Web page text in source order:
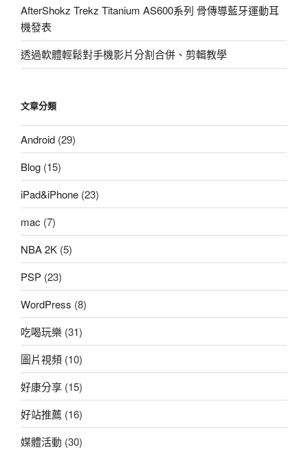
題
會！）〉
AfterShokz Trekz Titanium AS600系列 骨傳導藍牙運動耳
機發表
透過軟體輕鬆對手機影片分割合併、剪輯教學
文章分類
Android (29)
Blog (15)
iPad&iPhone (23)
mac (7)
NBA 2K (5)
PSP (23)
WordPress (8)
吃喝玩樂 (31)
圖片視頻 (10)
好康分享 (15)
好站推薦 (16)
媒體活動 (30)